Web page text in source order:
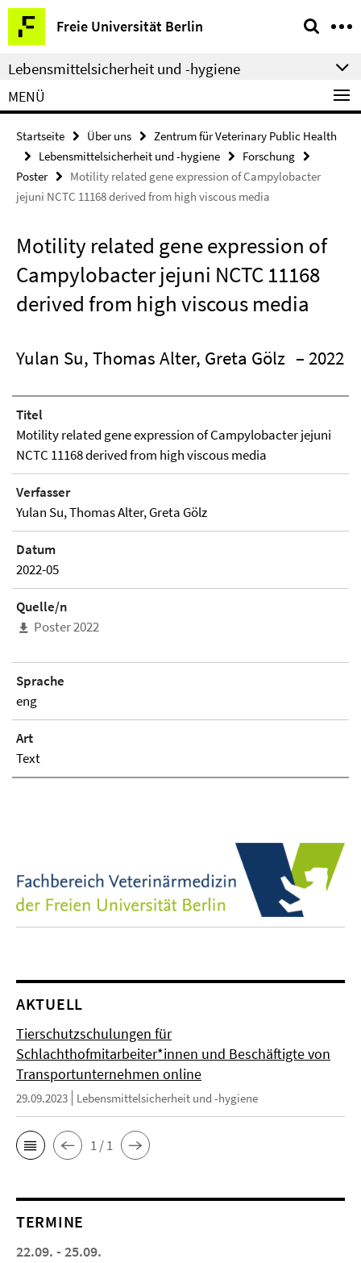
Springe
direkt
zu
Inhalt
Freie Universität Berlin
Service-
Navigation
Lebensmittelsicherheit und -hygiene
MENÜ
Startseite Über uns
Zentrum für Veterinary Public Health
Lebensmittelsicherheit und -hygiene
Forschung
Poster
Motility related gene expression of Campylobacter
jejuni NCTC 11168 derived from high viscous media
Motility related gene expression of
Campylobacter jejuni NCTC 11168
derived from high viscous media
Yulan Su, Thomas Alter, Greta Gölz – 2022
Titel
Motility related gene expression of Campylobacter jejuni
NCTC 11168 derived from high viscous media
Verfasser
Yulan Su, Thomas Alter, Greta Gölz
Datum
2022-05
Quelle/n
Poster 2022
Sprache
eng
Art
Text
AKTUELL
Tierschutzschulungen für
Schlachthofmitarbeiter*innen und Beschäftigte von
Transportunternehmen online
29.09.2023 Lebensmittelsicherheit und -hygiene
1 / 1
TERMINE
22.09. - 25.09.